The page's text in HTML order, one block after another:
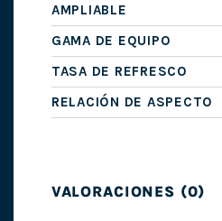
AMPLIABLE
GAMA DE EQUIPO
TASA DE REFRESCO
RELACIÓN DE ASPECTO
VALORACIONES (0)